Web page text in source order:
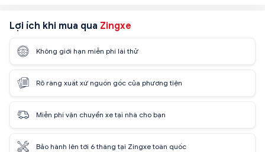
Lợi ích khi mua qua Zingxe
Không giới hạn miễn phí lái thử
Rõ ràng xuất xứ nguồn gốc của phương tiện
Miễn phí vận chuyển xe tại nhà cho bạn
Bảo hành lên tới 6 tháng tại Zingxe toàn quốc